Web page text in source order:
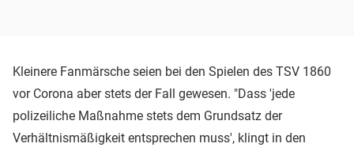
Kleinere Fanmärsche seien bei den Spielen des TSV 1860
vor Corona aber stets der Fall gewesen. "Dass 'jede
polizeiliche Maßnahme stets dem Grundsatz der
Verhältnismäßigkeit entsprechen muss', klingt in den